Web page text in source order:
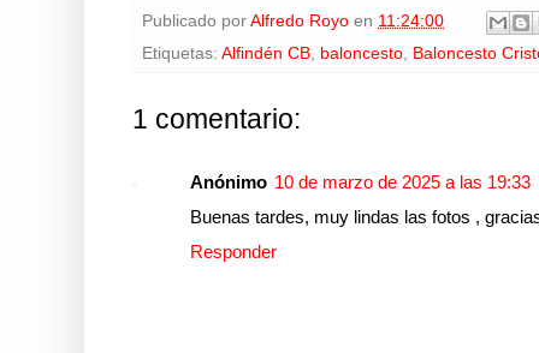
Publicado por Alfredo Royo en 11:24:00
Etiquetas: Alfindén CB baloncesto Baloncesto
1 comentario:
Anónimo 10 de marzo de 2025 a las 19:33
Buenas tardes, muy lindas las fotos ,
Responder